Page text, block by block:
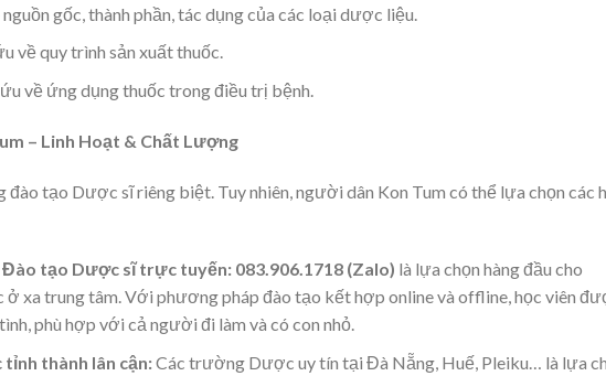
gốc, thành phần, tác dụng của các loại dược liệu.
về quy trình sản xuất thuốc.
về ứng dụng thuốc trong điều trị bệnh.
– Linh Hoạt & Chất Lượng
tạo Dược sĩ riêng biệt. Tuy nhiên, người dân Kon Tum có thể lựa chọn các
tạo Dược sĩ trực tuyến: 083.906.1718 (Zalo) là lựa chọn hàng đầu cho
xa trung tâm. Với phương pháp đào tạo kết hợp online và offline, học viên
phù hợp với cả người đi làm và có con nhỏ.
thành lân cận:Các trường Dược uy tín tại Đà Nẵng, Huế, Pleiku… là lựa